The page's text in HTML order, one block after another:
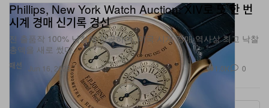
패션
Phillips, New York Watch Auction: XIV로 또 한 번
시계 경매 신기록 경신
전 출품작 100% 낙찰에 성공하며, 미국 시계 경매 역사상 최고 낙찰
총액을 새로 썼다.
Jun 16, 2026 1.0K 0